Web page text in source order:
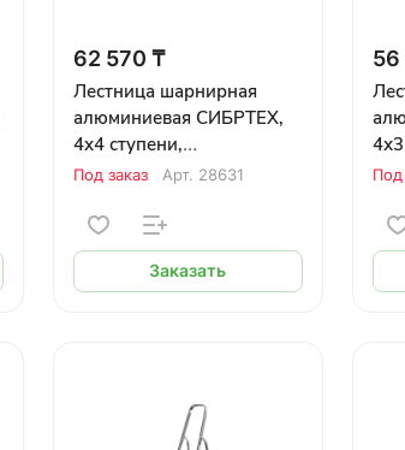
62 570 ₸
Лестница шарнирная
алюминиевая СИБРТЕХ,
4х4 ступени,
максимальная высота
Под заказ Арт. 28631
Заказать
56
Под